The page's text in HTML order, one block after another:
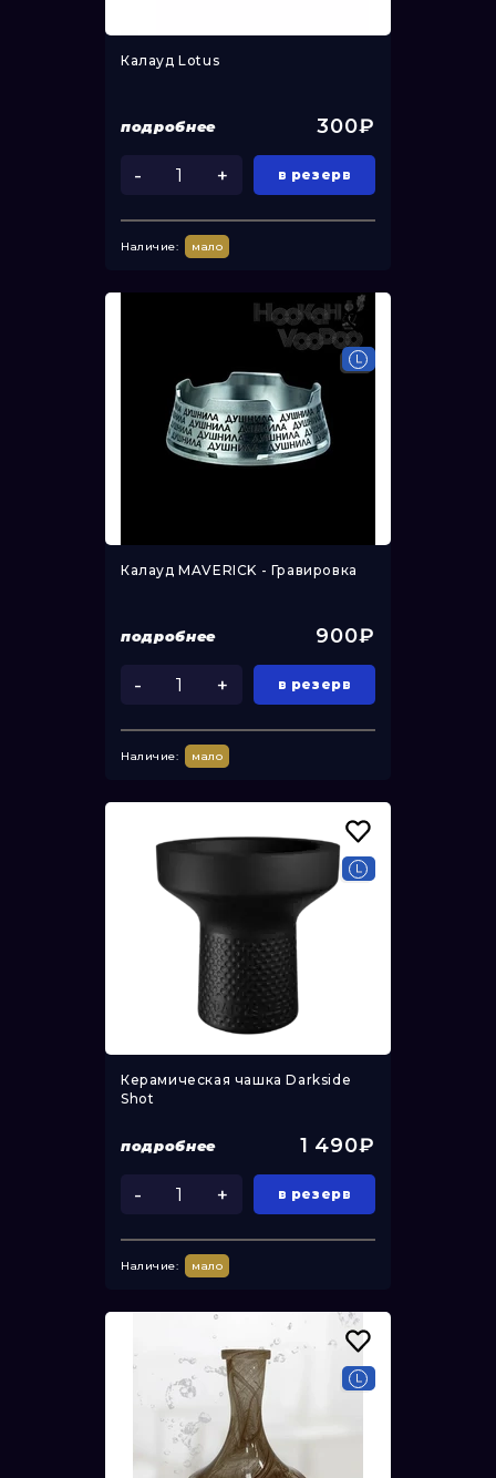
Калауд Lotus
подробнее 300₽
- + в резерв
Наличие: мало
Калауд MAVERICK - Гравировка
подробнее 900₽
- + в резерв
Наличие: мало
Керамическая чашка Darkside
Shot
подробнее 1 490₽
- + в резерв
Наличие: мало